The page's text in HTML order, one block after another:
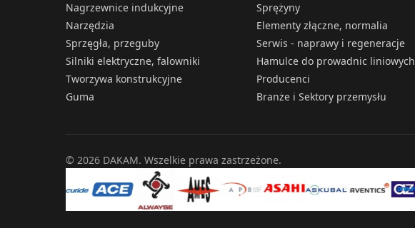
Nagrzewnice indukcyjne
Narzędzia
Sprzęgła, przeguby
Silniki elektryczne, falowniki
Tworzywa konstrukcyjne
Guma
Sprężyny
Elementy złączne, normalia
Serwis - naprawy i regeneracje
Hamulce do prowadnic liniowych
Producenci
Branże i Sektory przemysłu
© 2026 DAKAM. Wszelkie prawa zastrzeżone.